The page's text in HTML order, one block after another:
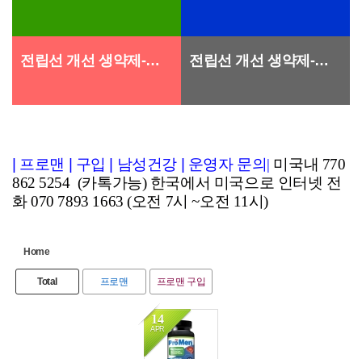
전립선 개선 생약제-프로맨 전립선 개선 생약제-프로맨
프로맨 구입 남성건강 운영자 문의 | 미국내 770
862 5254 (카톡가능) 한국에서 미국으로 인터넷 전
화 070 7893 1663 (오전 7시 ~오전 11시)
Home
Total 프로맨 프로맨 구입
14
APR